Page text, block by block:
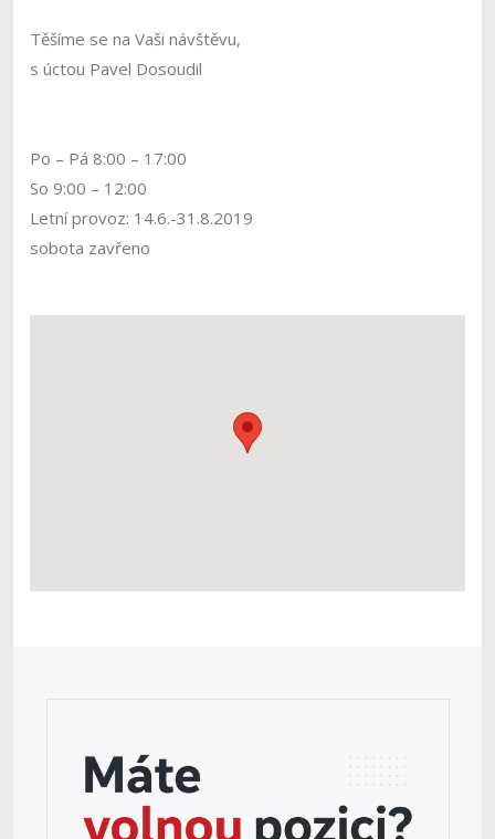
Těšíme se na Vaši návštěvu,
s úctou Pavel Dosoudil
Po – Pá 8:00 – 17:00
So 9:00 – 12:00
Letní provoz: 14.6.-31.8.2019
sobota zavřeno